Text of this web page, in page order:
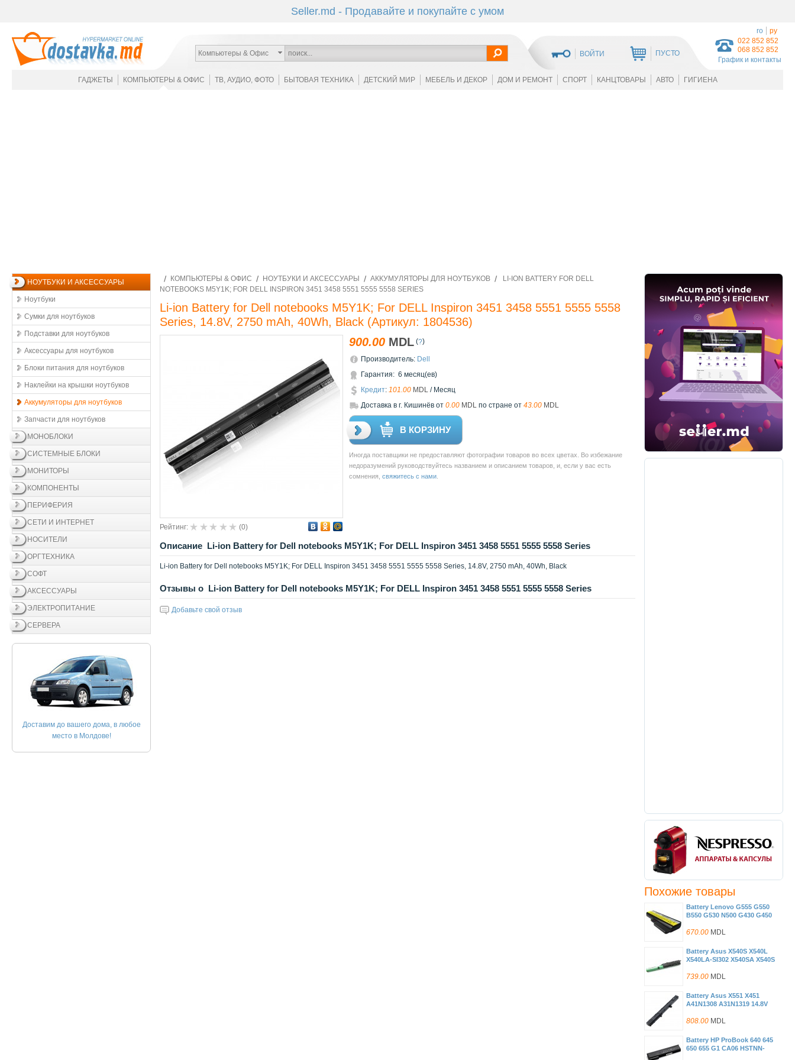
Seller.md - Продавайте и покупайте с умом
022 852 852
068 852 852
График и контакты
Компьютеры & Офис ВОЙТИ ПУСТО
ro ру
ГАДЖЕТЫ КОМПЬЮТЕРЫ & ОФИС ТВ, АУДИО, ФОТО БЫТОВАЯ ТЕХНИКА ДЕТСКИЙ МИР МЕБЕЛЬ И ДЕКОР ДОМ И РЕМОНТ СПОРТ КАНЦТОВАРЫ АВТО ГИГИЕНА
НОУТБУКИ И АКСЕССУАРЫ
Ноутбуки
Сумки для ноутбуков
Подставки для ноутбуков
Аксессуары для ноутбуков
Блоки питания для ноутбуков
Наклейки на крышки ноутбуков
Аккумуляторы для ноутбуков
Запчасти для ноутбуков
МОНОБЛОКИ
СИСТЕМНЫЕ БЛОКИ
МОНИТОРЫ
КОМПОНЕНТЫ
ПЕРИФЕРИЯ
СЕТИ И ИНТЕРНЕТ
НОСИТЕЛИ
ОРГТЕХНИКА
СОФТ
АКСЕССУАРЫ
ЭЛЕКТРОПИТАНИЕ
СЕРВЕРА
Доставим до вашего дома, в любое
место в Молдове!
Похожие товары
Battery Lenovo G555 G550
B550 G530 N500 G430 G450
Z360 L06L6Y02 L08L6C02
L08S6D02 L08S6Y02
L08O6C02 L08S6C02
Black OEM
670.00 MDL
Battery Asus X540S X540L
X540LA-SI302 X540SA X540S
F540SA F540SC R540L
Black Original
739.00 MDL
Battery Asus X551 X451
A41N1308 A31N1319 14.8V
808.00 MDL
Battery HP ProBook 640 645
650 655 G1 CA06 HSTNN-
КОМПЬЮТЕРЫ & ОФИС НОУТБУКИ И АКСЕССУАРЫ АККУМУЛЯТОРЫ ДЛЯ НОУТБУКОВ
LI-ION BATTERY FOR DELL
NOTEBOOKS M5Y1K; FOR DELL INSPIRON 3451 3458 5551 5555 5558 SERIES
Li-ion Battery for Dell notebooks M5Y1K; For DELL Inspiron 3451 3458 5551 5555 5558
Series, 14.8V, 2750 mAh, 40Wh, Black (Артикул: 1804536)
Рейтинг: (0)
900.00 MDL (?)
Производитель: Dell
Гарантия: 6 месяц(ев)
Кредит: 101.00 MDL / Месяц
Доставкa в г. Кишинёв от 0.00 MDL по стране от 43.00 MDL
В КОРЗИНУ
Иногда поставщики не предоставляют фотографии товаров во всех цветах. Во избежание
недоразумений руководствуйтесь названием и описанием товаров, и, если у вас есть
сомнения, свяжитесь с нами
Описание Li-ion Battery for Dell notebooks M5Y1K; For DELL Inspiron 3451 3458 5551 5555 5558 Series
Li-ion Battery for Dell notebooks M5Y1K; For DELL Inspiron 3451 3458 5551 5555 5558 Series, 14.8V, 2750 mAh, 40Wh, Black
Отзывы о Li-ion Battery for Dell notebooks M5Y1K; For DELL Inspiron 3451 3458 5551 5555 5558 Series
Добавьте свой отзыв